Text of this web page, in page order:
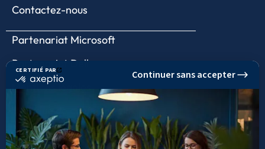
Contactez-nous
Partenariat Microsoft
Partenariat Dell
Mentions légales
Politique de confidentialité
Politique de gestion des cookies